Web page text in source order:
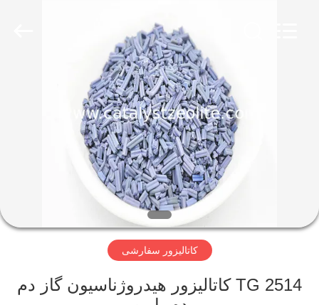
محصولات
ما
کارخانه
کاتالیزور سفارشی
TG 2514 کاتالیزور هیدروژناسیون گاز دم